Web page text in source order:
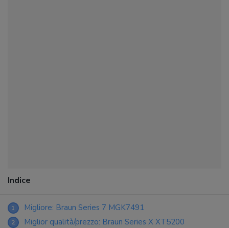
Indice
1 Migliore: Braun Series 7 MGK7491
2 Miglior qualità/prezzo: Braun Series X XT5200